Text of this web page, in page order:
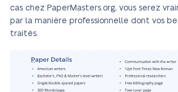
cas chez PaperMasters.org, vous serez
par la manière professionnelle dont vos
traités.